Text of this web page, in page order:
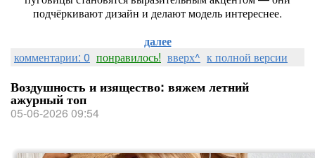
подчёркивают дизайн и делают модель интереснее.
далее
комментарии: 0 понравилось! вверх^ к полной версии
Воздушность и изящество: вяжем летний
ажурный топ
05-06-2026 09:54